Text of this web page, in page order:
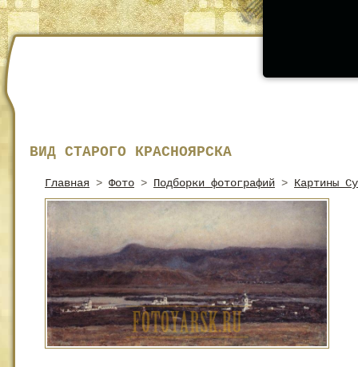
ВИД СТАРОГО КРАСНОЯРСКА
Главная > Фото > Подборки фотографий > Картины